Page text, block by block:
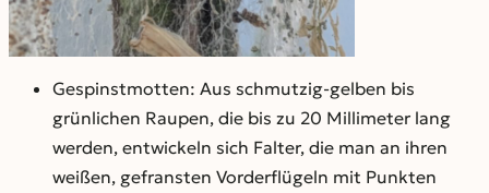
Gespinstmotten: Aus schmutzig-gelben bis
grünlichen Raupen, die bis zu 20 Millimeter lang
werden, entwickeln sich Falter, die man an ihren
weißen, gefransten Vorderflügeln mit Punkten